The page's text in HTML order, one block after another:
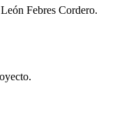
Febres Cordero.